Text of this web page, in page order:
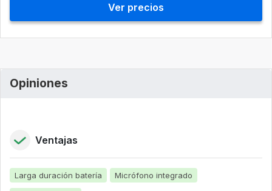
Ver precios
Opiniones
Ventajas
Larga duración batería Micrófono integrado